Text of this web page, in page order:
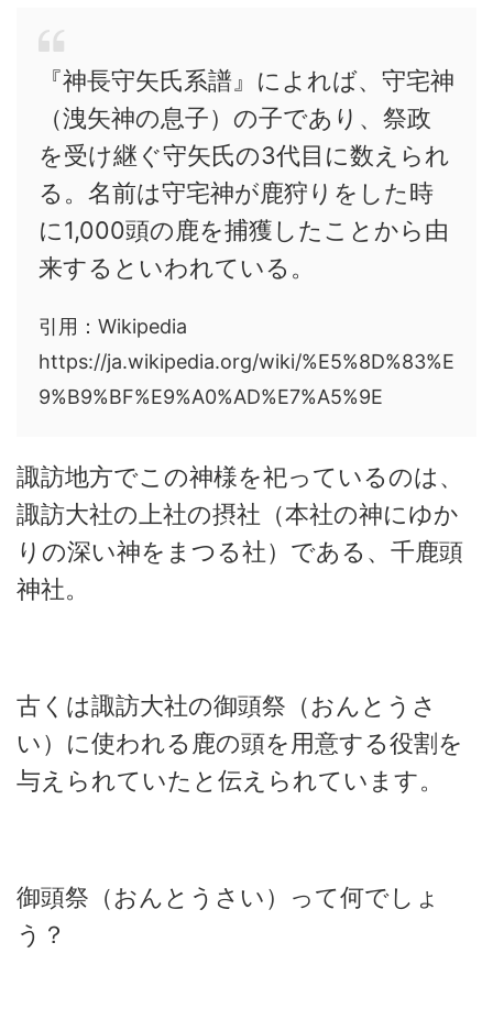
『神長守矢氏系譜』によれば、守宅神
（洩矢神の息子）の子であり、祭政
を受け継ぐ守矢氏の3代目に数えられ
る。名前は守宅神が鹿狩りをした時
に1,000頭の鹿を捕獲したことから由
来するといわれている。
引用：Wikipedia
https://ja.wikipedia.org/wiki/%E5%8D%83%E
9%B9%BF%E9%A0%AD%E7%A5%9E
諏訪地方でこの神様を祀っているのは、
諏訪大社の上社の摂社（本社の神にゆか
りの深い神をまつる社）である、千鹿頭
神社。
古くは諏訪大社の御頭祭（おんとうさ
い）に使われる鹿の頭を用意する役割を
与えられていたと伝えられています。
御頭祭（おんとうさい）って何でしょ
う？